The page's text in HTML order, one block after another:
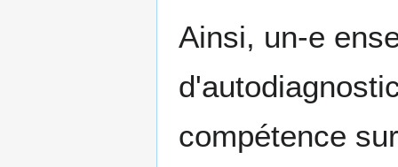
Ainsi, un-e
compétence